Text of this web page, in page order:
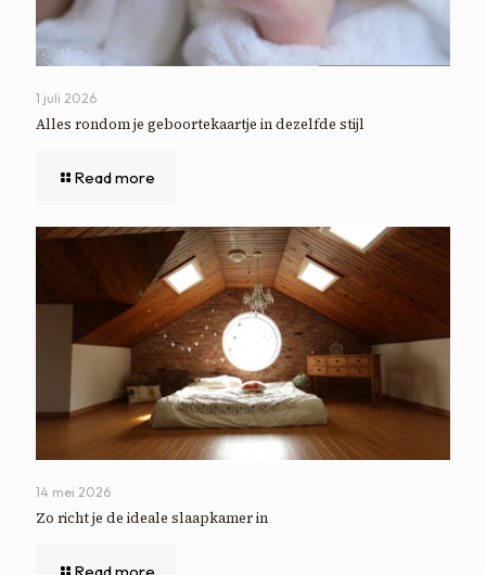
1 juli 2026
Alles rondom je geboortekaartje in dezelfde stijl
Read more
14 mei 2026
Zo richt je de ideale slaapkamer in